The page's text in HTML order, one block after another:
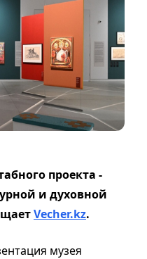
проекта -
и духовной
Vecher.kz.
музея